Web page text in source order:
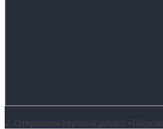
2. Открываем верхний раздел